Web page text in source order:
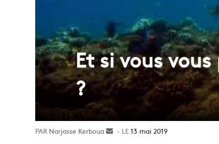
Et si vous
?
Narjasse Kerboua
Envoyer13 mai 2019